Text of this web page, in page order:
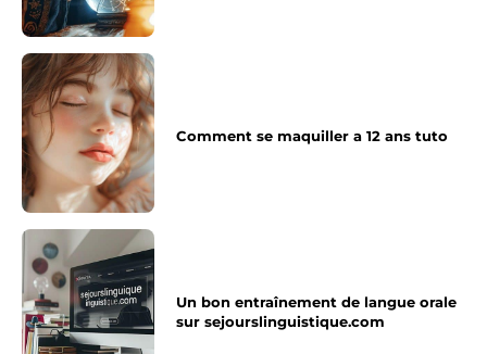
Comment se maquiller a 12 ans tuto
Un bon entraînement de langue orale
sur sejourslinguistique.com